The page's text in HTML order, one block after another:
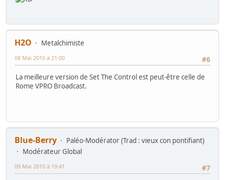
H2O
Metalchimiste
#6
08 Mai 2010 à 21:00
La meilleure version de Set The Control est peut-être celle de
Rome VPRO Broadcast.
Blue-Berry
Paléo-Modérator (Trad : vieux con pontifiant)
Modérateur Global
#7
09 Mai 2010 à 19:41